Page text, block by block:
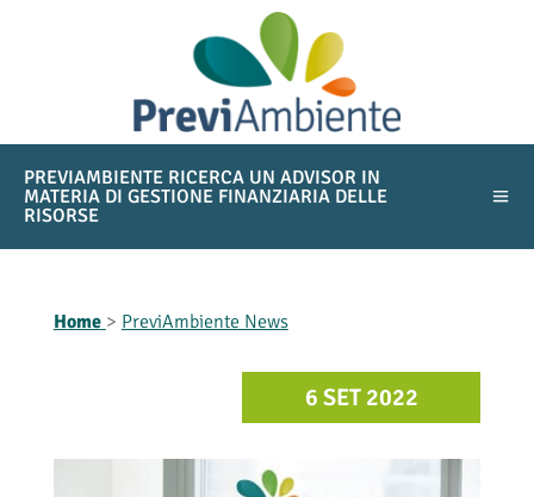
PREVIAMBIENTE RICERCA UN ADVISOR IN
MATERIA DI GESTIONE FINANZIARIA DELLE
RISORSE
Home > PreviAmbiente News
6 SET 2022